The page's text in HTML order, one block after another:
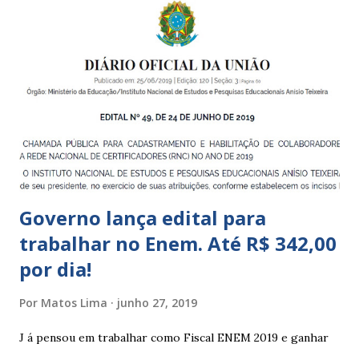
crianças de zero a 3 anos e 11 meses; – EMEIs - Escolas
Municipais de Educação Infantil, que atendem crianças de 4
a 5 anos e 11 meses; – CEMEI - Centro Municipal de
Educação Infantil, que recebe crianças de zero a 5 anos e 11
Indígena, e trabalham com cri...
Governo lança edital para
trabalhar no Enem. Até R$ 342,00
por dia!
Por Matos Lima junho 27, 2019
J á pensou em trabalhar como Fiscal ENEM 2019 e ganhar